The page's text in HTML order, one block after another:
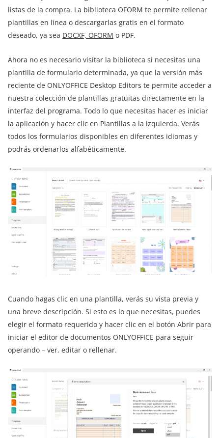
listas de la compra. La biblioteca OFORM te permite rellenar
plantillas en línea o descargarlas gratis en el formato
deseado, ya sea DOCXF, OFORM o PDF.
Ahora no es necesario visitar la biblioteca si necesitas una
plantilla de formulario determinada, ya que la versión más
reciente de ONLYOFFICE Desktop Editors te permite acceder a
nuestra colección de plantillas gratuitas directamente en la
interfaz del programa. Todo lo que necesitas hacer es iniciar
la aplicación y hacer clic en Plantillas a la izquierda. Verás
todos los formularios disponibles en diferentes idiomas y
podrás ordenarlos alfabéticamente.
Cuando hagas clic en una plantilla, verás su vista previa y
una breve descripción. Si esto es lo que necesitas, puedes
elegir el formato requerido y hacer clic en el botón Abrir para
iniciar el editor de documentos ONLYOFFICE para seguir
operando – ver, editar o rellenar.